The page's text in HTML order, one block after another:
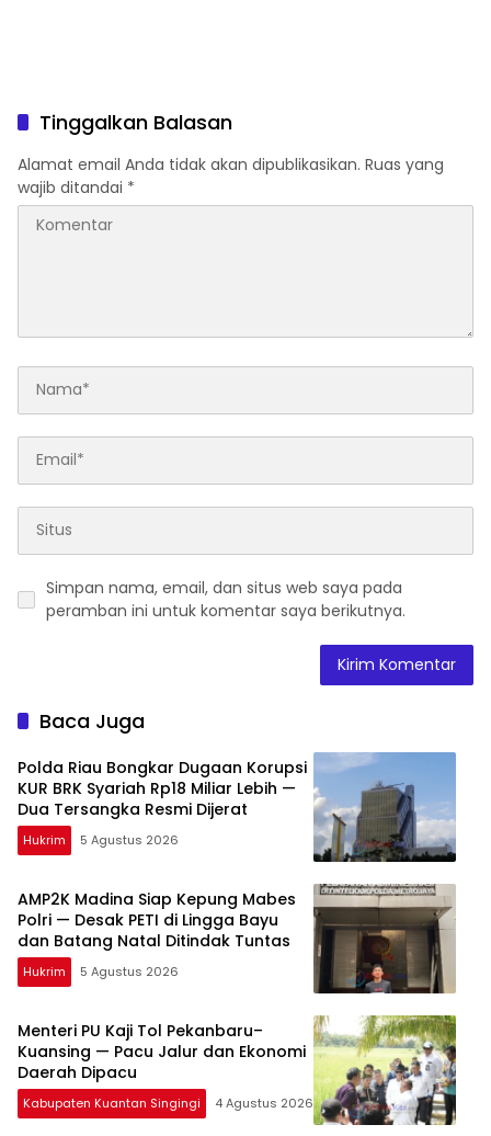
Tinggalkan Balasan
Alamat email Anda tidak akan dipublikasikan. Ruas yang
wajib ditandai *
Simpan nama, email, dan situs web saya pada
peramban ini untuk komentar saya berikutnya.
Baca Juga
Polda Riau Bongkar Dugaan Korupsi
KUR BRK Syariah Rp18 Miliar Lebih —
Dua Tersangka Resmi Dijerat
Hukrim 5 Agustus 2026
AMP2K Madina Siap Kepung Mabes
Polri — Desak PETI di Lingga Bayu
dan Batang Natal Ditindak Tuntas
Hukrim 5 Agustus 2026
Menteri PU Kaji Tol Pekanbaru–
Kuansing — Pacu Jalur dan Ekonomi
Daerah Dipacu
Kabupaten Kuantan Singingi 4 Agustus 2026